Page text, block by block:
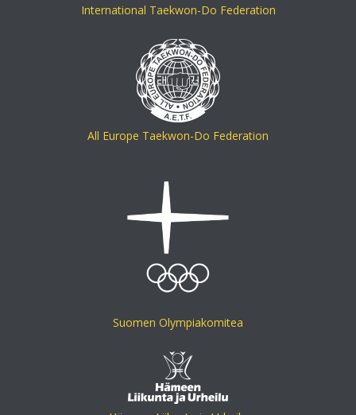
International Taekwon-Do Federation
All Europe Taekwon-Do Federation
Suomen Olympiakomitea